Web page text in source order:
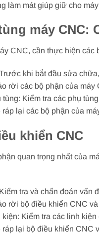
làm mát giúp giữ cho
máy CNC:
CNC, cần thực hiện
khi bắt đầu sửa
rời các bộ phận của
Kiểm tra các phụ
lại các bộ phận của
khiển CNC
quan trọng nhất của
tra và chẩn đoán vấn
rời bộ điều khiển CNC
Kiểm tra các linh
lại bộ điều khiển CNC